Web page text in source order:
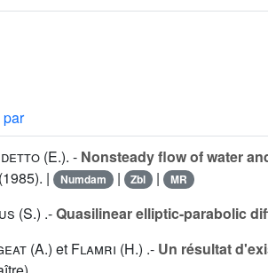
(E.). - Nonsteady flow of water
| Numdam | Zbl | MR
(S.) .-Quasilinear elliptic-parabolic
(A.) et Flamri (H.) .- Un résultat